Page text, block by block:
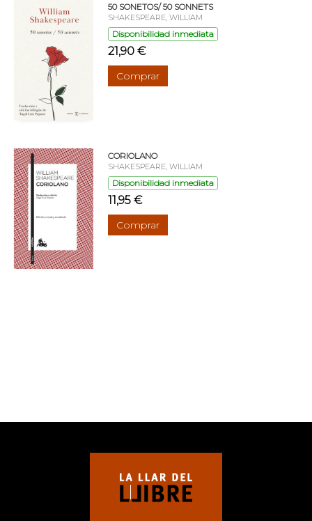
50 SONETOS/ 50 SONNETS
SHAKESPEARE, WILLIAM
Disponibilidad inmediata
21,90 €
Comprar
CORIOLANO
SHAKESPEARE, WILLIAM
Disponibilidad inmediata
11,95 €
Comprar